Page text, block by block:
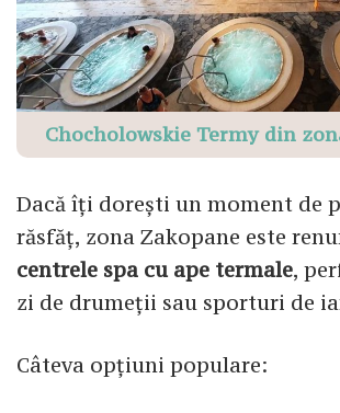
Chocholowskie Termy din
Dacă îți dorești un moment de
răsfăț, zona Zakopane este
centrele spa cu ape termale,
zi de drumeții sau sporturi de
Câteva opțiuni populare: